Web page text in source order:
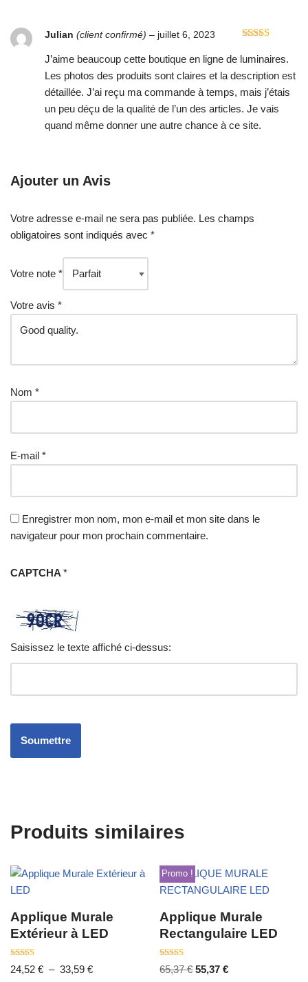
Julian (client confirmé) – juillet 6, 2023
J’aime beaucoup cette boutique en ligne de luminaires.
Les photos des produits sont claires et la description est
détaillée. J’ai reçu ma commande à temps, mais j’étais
un peu déçu de la qualité de l’un des articles. Je vais
quand même donner une autre chance à ce site.
Ajouter un Avis
Votre adresse e-mail ne sera pas publiée. Les champs
obligatoires sont indiqués avec *
Votre note *
Votre avis *
Nom *
E-mail *
Enregistrer mon nom, mon e-mail et mon site dans le
navigateur pour mon prochain commentaire.
CAPTCHA *
Saisissez le texte affiché ci-dessus:
Produits similaires
Applique Murale
Extérieur à LED
Note
4.00
24,52 € – 33,59 €
Promo !
Applique Murale
Rectangulaire LED
Note
4.33
65,37€ 55,37€